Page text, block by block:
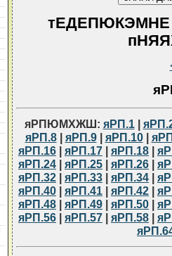
яРПЮМХЖШ: яРП.1|
яРП.8| яРП.9| яРП.10|
яРП.16 | яРП.17 | яРП.18 |
яРП.24 | яРП.25 | яРП.26 |
яРП.32 | яРП.33 | яРП.34 |
яРП.40 | яРП.41 | яРП.42 |
яРП.48 | яРП.49 | яРП.50 |
яРП.56 | яРП.57 | яРП.58 |